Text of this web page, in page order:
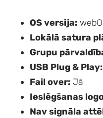
OS versija:
Lokālā satura
Grupu
USB Plug & Play:
Fail over: Jā
Ieslēgšanas
Nav signāla